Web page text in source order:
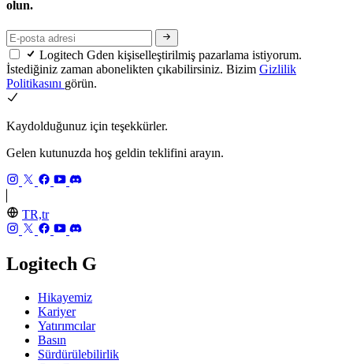
olun.
Logitech Gden kişiselleştirilmiş pazarlama istiyorum.
İstediğiniz zaman abonelikten çıkabilirsiniz. Bizim Gizlilik
Politikasını görün.
Kaydolduğunuz için teşekkürler.
Gelen kutunuzda hoş geldin teklifini arayın.
TR,tr
Logitech G
Hikayemiz
Kariyer
Yatırımcılar
Basın
Sürdürülebilirlik